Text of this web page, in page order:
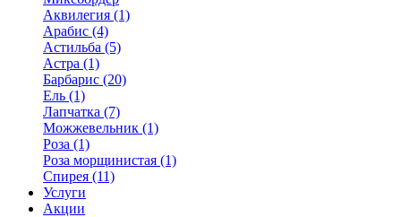
Аквилегия (1)
Арабис (4)
Астильба (5)
Астра (1)
Барбарис (20)
Ель (1)
Лапчатка (7)
Можжевельник (1)
Роза (1)
Роза морщинистая (1)
Спирея (11)
Услуги
Акции